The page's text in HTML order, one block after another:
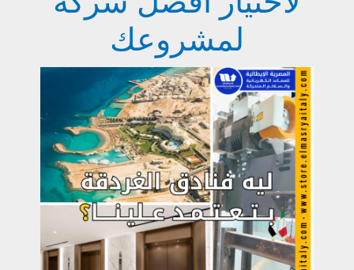
لمشروعك